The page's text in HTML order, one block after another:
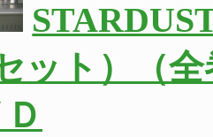
セット）（